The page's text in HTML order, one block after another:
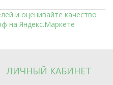
ЛИЧНЫЙ КАБИНЕТ